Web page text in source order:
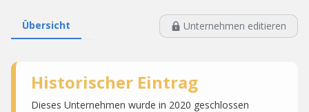
Übersicht Unternehmen editieren
Historischer Eintrag
Dieses Unternehmen wurde in 2020 geschlossen